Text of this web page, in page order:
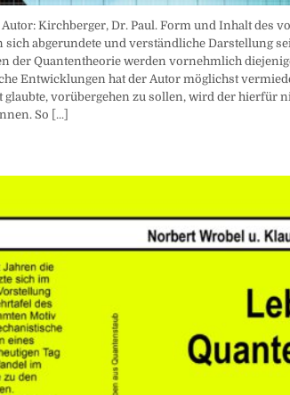
Kirchberger, Dr. Paul. Form und Inhalt des
abgerundete und verständliche Darstellung
der Quantentheorie werden vornehmlich
Entwicklungen hat der Autor möglichst
vorübergehen zu sollen, wird der hierfür
So [...]